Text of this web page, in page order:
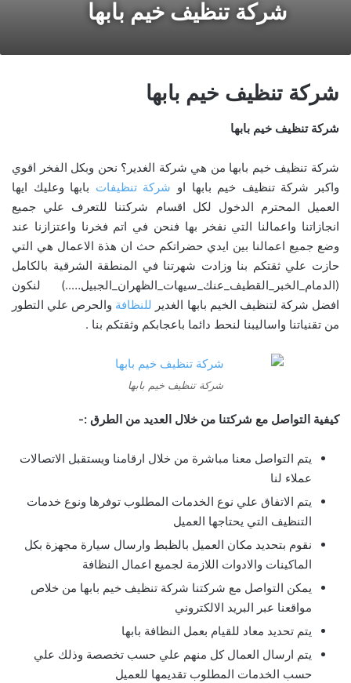
شركة تنظيف خيم بابها
شركة تنظيف خيم بابها
شركة تنظيف خيم بابها
شركة تنظيف خيم بابها من هي شركة الغدير؟ نحن وبكل الفخر اقوي
واكبر شركة تنظيف خيم بابها او شركة تنظيفات بابها وعليك ايها
العميل المحترم الدخول لكل اقسام شركتنا للتعرف علي جميع
انجازاتنا واعمالنا التي نفخر بها فنحن في اتم فخرنا واعتزازنا عند
وضع جميع اعمالنا بين ايدي حضراتكم حث ان هذة الاعمال هي التي
حازت علي ثقتكم بنا وزادت شهرتنا في المنطقة الشرقية بالكامل
(الدمام_الخبر_القطيف_عنك_سيهات_الظهران_الجبيل…..) لنكون
افضل شركة لتنظيف الخيم بابها الغدير للنظافة والحرص علي التطور
من تقنياتنا واساليبنا لنحط دائما باعجابكم وثقتكم بنا .
شركة تنظيف خيم بابها
كيفية التواصل مع شركتنا من خلال العديد من الطرق :-
يتم التواصل معنا مباشرة من خلال ارقامنا ويستقبل الاتصالات
عملاء لنا
يتم الاتفاق علي نوع الخدمات المطلوب توفرها ونوع خدمات
التنظيف التي يحتاجها العميل
نقوم بتحديد مكان العميل بالظبط وارسال سيارة مجهزة بكل
الماكينات والادوات اللازمة لجميع اعمال النظافة
يمكن التواصل مع شركتنا شركة تنظيف خيم بابها من خلاص
مواقعنا عبر البريد الالكتروني
يتم تحديد معاد للقيام بعمل النظافة بابها
يتم ارسال العمال كل منهم علي حسب تخصصة وذلك علي
حسب الخدمات المطلوب تقديمها للعميل